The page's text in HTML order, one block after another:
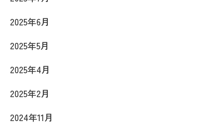
2025年6月
2025年5月
2025年4月
2025年2月
2024年11月